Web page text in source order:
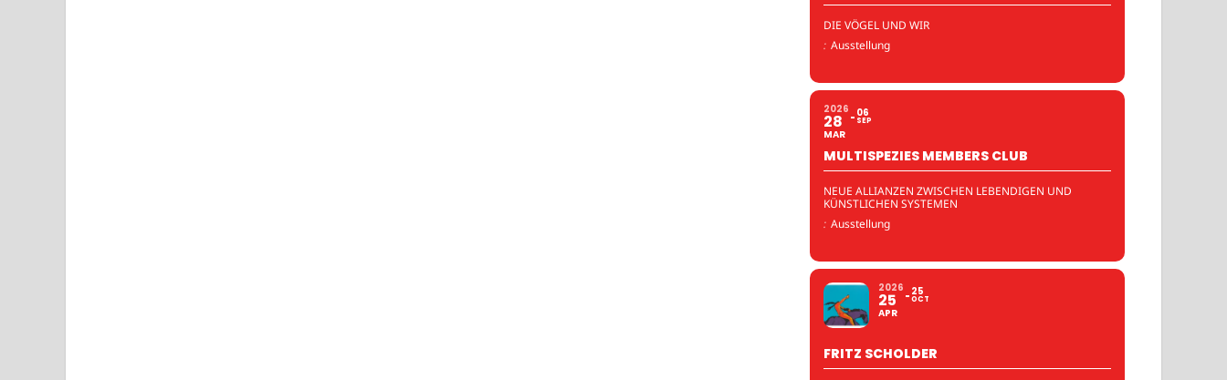
DIE VÖGEL UND WIR
: Ausstellung
2026
28
MAR
06
SEP
MULTISPEZIES MEMBERS CLUB
NEUE ALLIANZEN ZWISCHEN LEBENDIGEN UND
KÜNSTLICHEN SYSTEMEN
: Ausstellung
2026
25
APR
25
OCT
FRITZ SCHOLDER